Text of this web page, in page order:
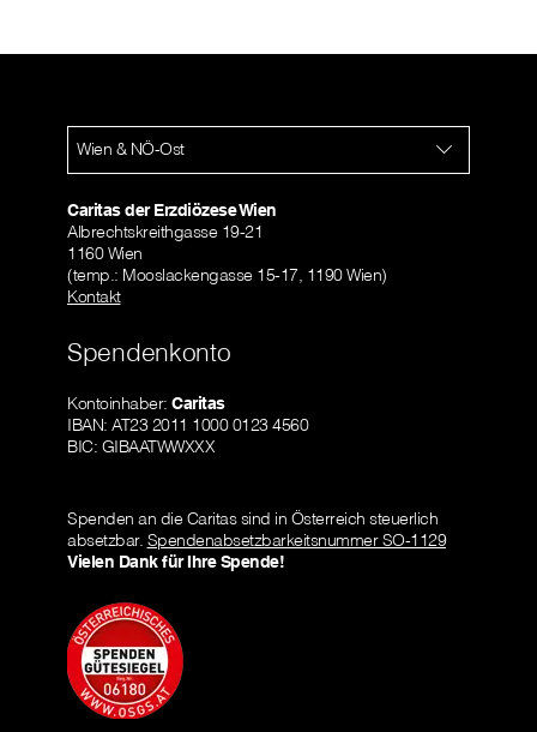
Wien & NÖ-Ost
Caritas der Erzdiözese Wien
Albrechtskreithgasse 19-21
1160 Wien
(temp.: Mooslackengasse 15-17, 1190 Wien)
Kontakt
Spendenkonto
Kontoinhaber: Caritas
IBAN: AT23 2011 1000 0123 4560
BIC: GIBAATWWXXX
Spenden an die Caritas sind in Österreich steuerlich
absetzbar. Spendenabsetzbarkeitsnummer SO-1129
Vielen Dank für Ihre Spende!